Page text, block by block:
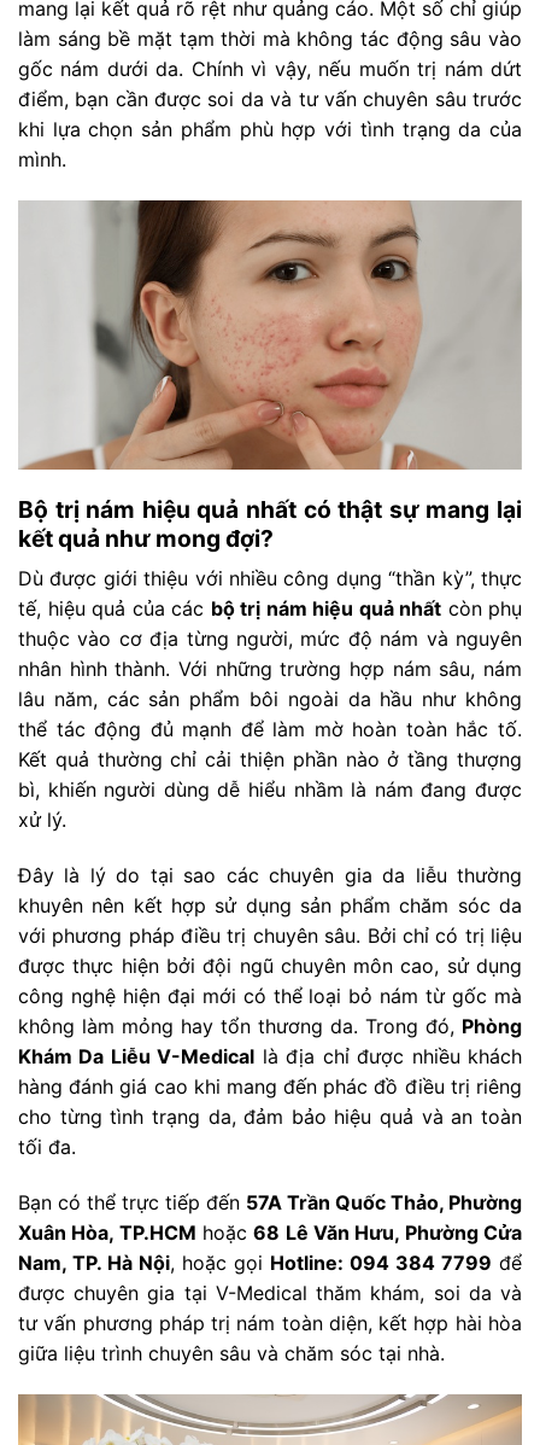
mang lại kết quả rõ rệt như quảng cáo. Một số chỉ giúp
làm sáng bề mặt tạm thời mà không tác động sâu vào
gốc nám dưới da. Chính vì vậy, nếu muốn trị nám dứt
điểm, bạn cần được soi da và tư vấn chuyên sâu trước
khi lựa chọn sản phẩm phù hợp với tình trạng da của
mình.
Bộ trị nám hiệu quả nhất có thật sự mang lại
kết quả như mong đợi?
Dù được giới thiệu với nhiều công dụng “thần kỳ”, thực
tế, hiệu quả của các bộ trị nám hiệu quả nhất còn phụ
thuộc vào cơ địa từng người, mức độ nám và nguyên
nhân hình thành. Với những trường hợp nám sâu, nám
lâu năm, các sản phẩm bôi ngoài da hầu như không
thể tác động đủ mạnh để làm mờ hoàn toàn hắc tố.
Kết quả thường chỉ cải thiện phần nào ở tầng thượng
bì, khiến người dùng dễ hiểu nhầm là nám đang được
xử lý.
Đây là lý do tại sao các chuyên gia da liễu thường
khuyên nên kết hợp sử dụng sản phẩm chăm sóc da
với phương pháp điều trị chuyên sâu. Bởi chỉ có trị liệu
được thực hiện bởi đội ngũ chuyên môn cao, sử dụng
công nghệ hiện đại mới có thể loại bỏ nám từ gốc mà
không làm mỏng hay tổn thương da. Trong đó, Phòng
Khám Da Liễu V-Medical là địa chỉ được nhiều khách
hàng đánh giá cao khi mang đến phác đồ điều trị riêng
cho từng tình trạng da, đảm bảo hiệu quả và an toàn
tối đa.
Bạn có thể trực tiếp đến 57A Trần Quốc Thảo, Phường
Xuân Hòa, TP.HCM hoặc68 Lê Văn Hưu, Phường Cửa
Nam, TP. Hà Nội, hoặc gọi Hotline: 094 384 7799 để
được chuyên gia tại V-Medical thăm khám, soi da và
tư vấn phương pháp trị nám toàn diện, kết hợp hài hòa
giữa liệu trình chuyên sâu và chăm sóc tại nhà.